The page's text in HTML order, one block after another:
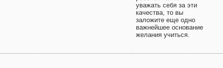
уважать себя за эти
качества, то вы
заложите еще одно
важнейшее основание
желания учиться.